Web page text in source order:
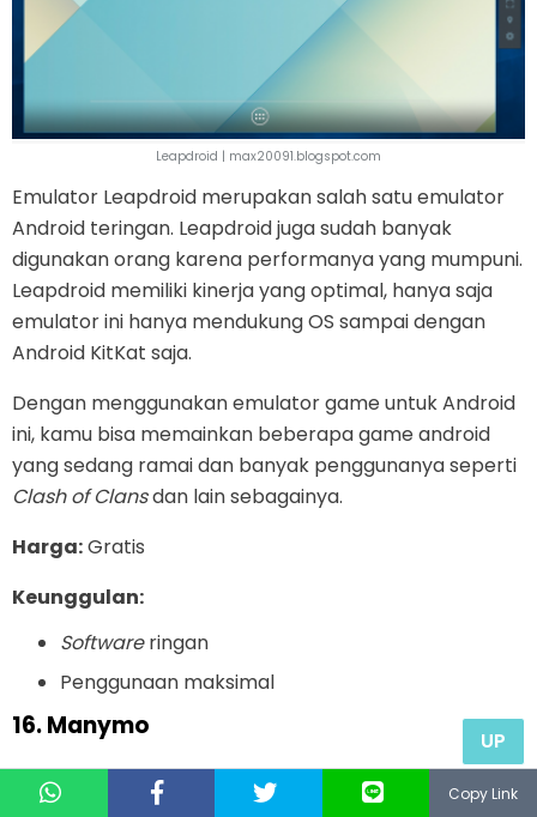
Copy Link
Leapdroid | max20091.blogspot.com
Emulator Leapdroid merupakan salah satu emulator
Android teringan. Leapdroid juga sudah banyak
digunakan orang karena performanya yang mumpuni.
Leapdroid memiliki kinerja yang optimal, hanya saja
emulator ini hanya mendukung OS sampai dengan
Android KitKat saja.
Dengan menggunakan emulator game untuk Android
ini, kamu bisa memainkan beberapa game android
yang sedang ramai dan banyak penggunanya seperti
Clash of Clansdan lain sebagainya.
Harga:Gratis
Keunggulan:
Softwareringan
Penggunaan maksimal
16. Manymo UP